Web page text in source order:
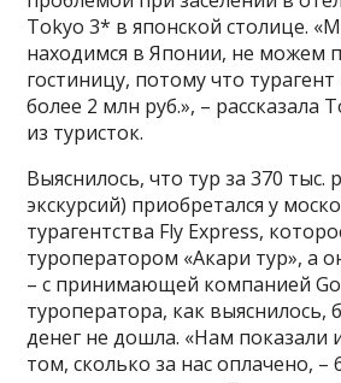
Tokyo 3* в японской столице.
находимся в Японии, не можем
гостиницу, потому что
более 2 млн руб.», – рассказала
из туристок.
Выяснилось, что тур за 370 тыс.
экскурсий) приобретался у
турагентства Fly Express,
туроператором «Акари тур», а
– с принимающей компанией
туроператора, как выяснилось,
денег не дошла. «Нам
том, сколько за нас оплачено, –